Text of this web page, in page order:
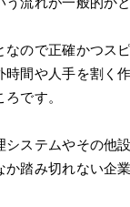
なので正確かつス
間や人手を割く
です。
システムやその他
か踏み切れない企